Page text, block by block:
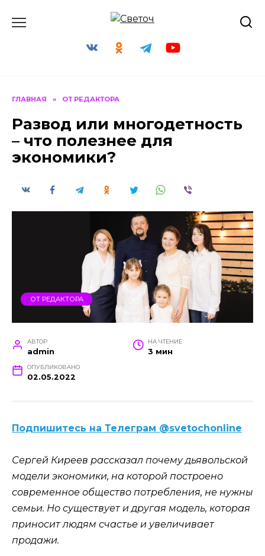
ГЛАВНАЯ » ОТ РЕДАКТОРА
Развод или многодетность
– что полезнее для
экономики?
ОТ РЕДАКТОРА
АВТОР
admin
НА ЧТЕНИЕ
3 мин
ОПУБЛИКОВАНО
02.05.2022
Подпишитесь на Телеграм @svetochonline
Сергей Киреев рассказал почему дьявольской
модели экономики, на которой построено
современное общество потребления, не нужны
семьи. Но существует и другая модель, которая
приносит людям счастье и увеличивает
продажи.